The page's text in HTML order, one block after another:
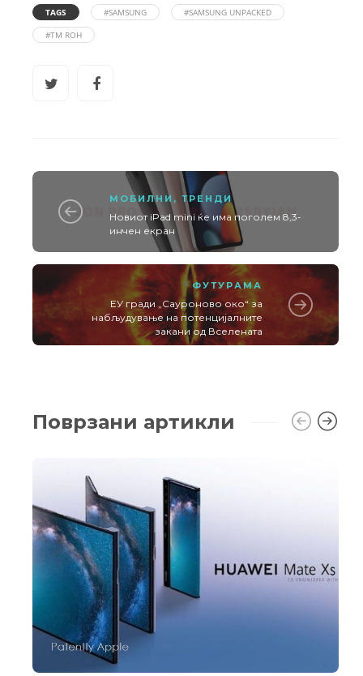
TAGS #SAMSUNG
#SAMSUNG UNPACKED
#TM ROH
МОБИЛНИ , ТРЕНДИ
Новиот iPad mini ќе има поголем 8,3-
инчен екран
ФУТУРАМА
ЕУ гради „Сауроново око“ за
набљудување на потенцијалните
закани од Вселената
Поврзани артикли